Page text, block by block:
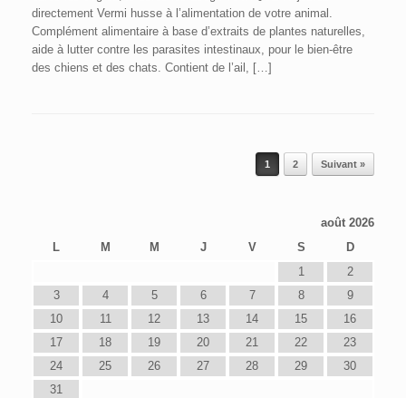
directement Vermi husse à l’alimentation de votre animal.
Complément alimentaire à base d’extraits de plantes naturelles,
aide à lutter contre les parasites intestinaux, pour le bien-être
des chiens et des chats. Contient de l’ail, […]
1 2 Suivant »
août 2026
L
M M J V S D
1
2
3
4 5 6 7 8
9
10
11 12 13 14 15
16
17
18 19 20 21 22
23
24
25 26 27 28 29
30
31